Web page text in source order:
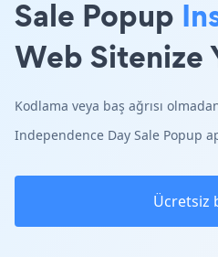
Sale Popup
Web Sitenize
Kodlama veya baş ağrısı
Independence Day Sale Popup
Ücretsiz